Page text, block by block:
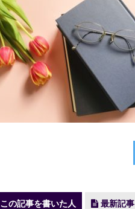
この記事を書いた人 最新記事